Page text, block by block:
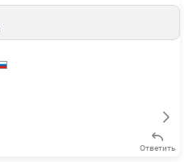
Ответить